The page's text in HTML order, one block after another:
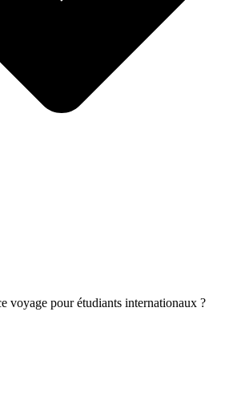
voyage pour étudiants internationaux ?